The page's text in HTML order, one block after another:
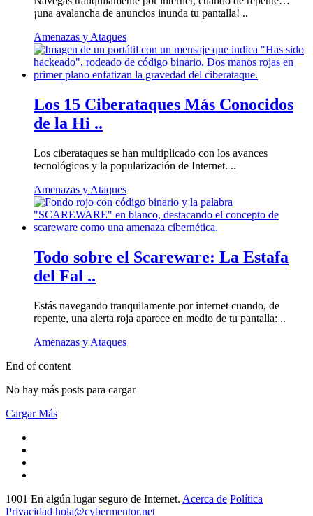
¡una avalancha de anuncios inunda tu pantalla! ..
Amenazas y Ataques
Los 15 Ciberataques Más Conocidos
de la Hi ..
Los ciberataques se han multiplicado con los avances
tecnológicos y la popularización de Internet. ..
Amenazas y Ataques
Todo sobre el Scareware: La Estafa
del Fal ..
Estás navegando tranquilamente por internet cuando, de
repente, una alerta roja aparece en medio de tu pantalla: ..
Amenazas y Ataques
End of content
No hay más posts para cargar
Cargar Más
1001 En algún lugar seguro de Internet. Acerca de Política
Privacidad hola@cybermentor.net